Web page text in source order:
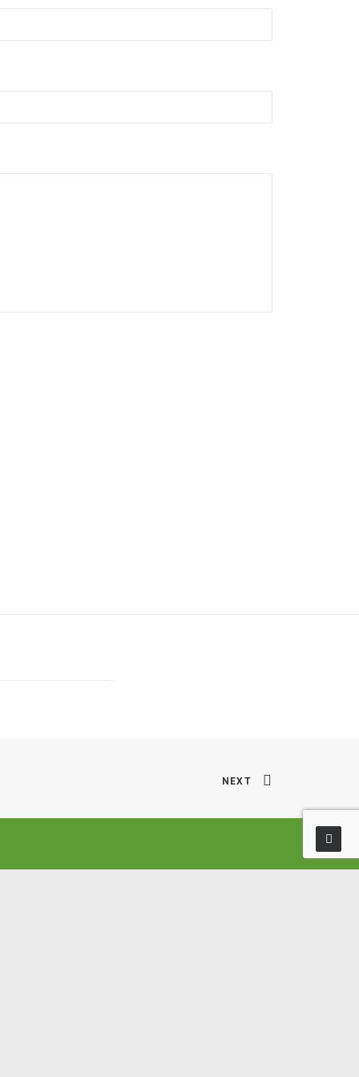
NEXT